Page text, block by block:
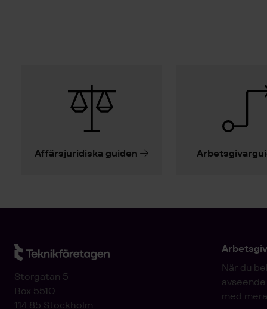
Affärsjuridiska guiden
Storgatan 5
Box 5510
114 85 Stockholm
När du
med